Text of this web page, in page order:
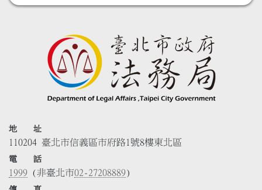
地 址
110204 臺北市信義區市府路1號8樓東北區
電 話
1999 (非臺北市02-27208889)